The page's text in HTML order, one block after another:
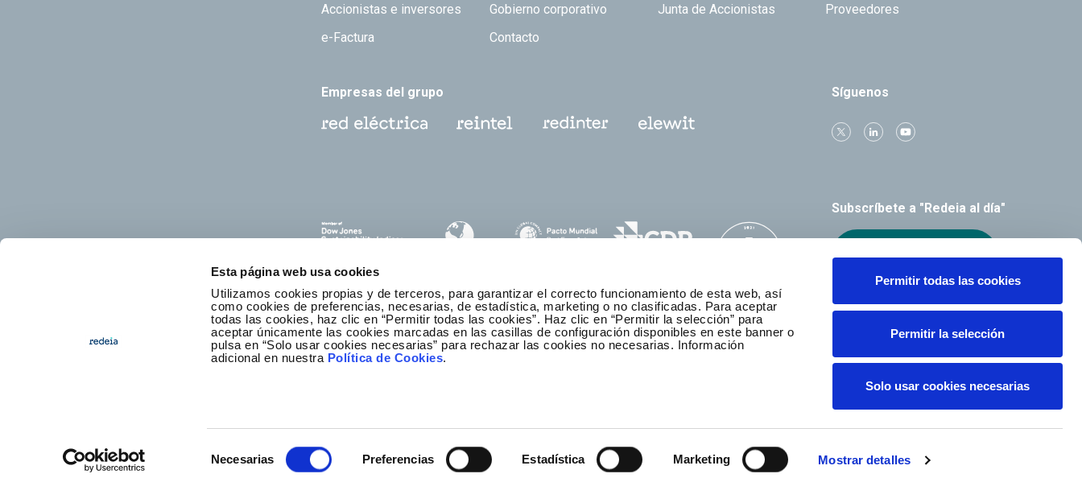
Esta página web usa cookies
Utilizamos cookies propias y de terceros, para garantizar el correcto funcionamiento de esta web, así
como cookies de preferencias, necesarias, de estadística, marketing o no clasificadas. Para aceptar
todas las cookies, haz clic en “Permitir todas las cookies”. Haz clic en “Permitir la selección” para
aceptar únicamente las cookies marcadas en las casillas de configuración disponibles en este banner o
pulsa en “Solo usar cookies necesarias” para rechazar las cookies no necesarias. Información
adicional en nuestra Política de Cookies.
Necesarias Preferencias Estadística Marketing Mostrar detalles
Permitir todas las cookies
Permitir la selección
Solo usar cookies necesarias
Accionistas e inversores
Gobierno corporativo Junta de Accionistas
Proveedores
e-Factura
Contacto
Empresas del grupo Síguenos
Subscríbete a "Redeia al día"
Recibe el boletín
Canal ético y de cumplimiento
Accesibilidad Aviso legal Política de privacidad Política de cookies Mapa web Redeia © Todos los derechos reservados